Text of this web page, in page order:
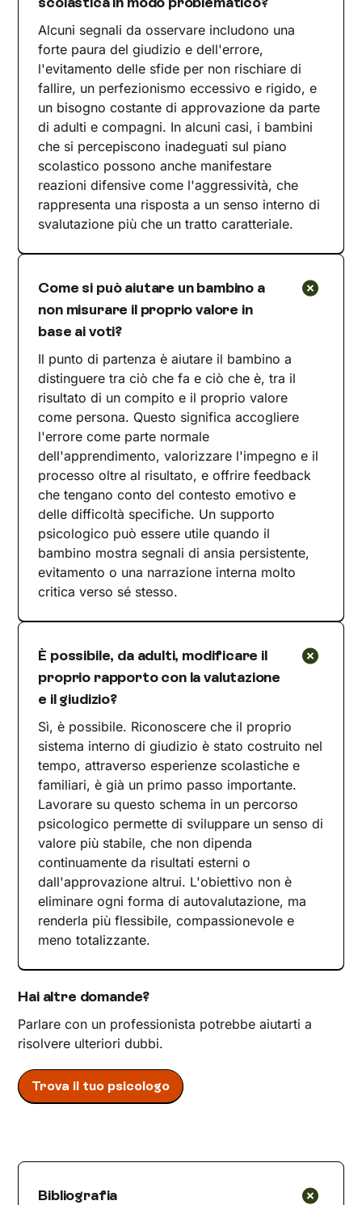
Alcuni segnali da osservare includono una
forte paura del giudizio e dell'errore,
l'evitamento delle sfide per non rischiare di
fallire, un perfezionismo eccessivo e rigido, e
un bisogno costante di approvazione da parte
di adulti e compagni. In alcuni casi, i bambini
che si percepiscono inadeguati sul piano
scolastico possono anche manifestare
reazioni difensive come l'aggressività, che
rappresenta una risposta a un senso interno di
svalutazione più che un tratto caratteriale.
Come si può aiutare un bambino a
non misurare il proprio valore in
base ai voti?
Il punto di partenza è aiutare il bambino a
distinguere tra ciò che fa e ciò che è, tra il
risultato di un compito e il proprio valore
come persona. Questo significa accogliere
l'errore come parte normale
dell'apprendimento, valorizzare l'impegno e il
processo oltre al risultato, e offrire feedback
che tengano conto del contesto emotivo e
delle difficoltà specifiche. Un supporto
psicologico può essere utile quando il
bambino mostra segnali di ansia persistente,
evitamento o una narrazione interna molto
critica verso sé stesso.
È possibile, da adulti, modificare il
proprio rapporto con la valutazione
e il giudizio?
Sì, è possibile. Riconoscere che il proprio
sistema interno di giudizio è stato costruito nel
tempo, attraverso esperienze scolastiche e
familiari, è già un primo passo importante.
Lavorare su questo schema in un percorso
psicologico permette di sviluppare un senso di
valore più stabile, che non dipenda
continuamente da risultati esterni o
dall'approvazione altrui. L'obiettivo non è
eliminare ogni forma di autovalutazione, ma
renderla più flessibile, compassionevole e
meno totalizzante.
Hai altre domande?
Parlare con un professionista potrebbe aiutarti a
risolvere ulteriori dubbi.
Trova il tuo psicologo
Bibliografia